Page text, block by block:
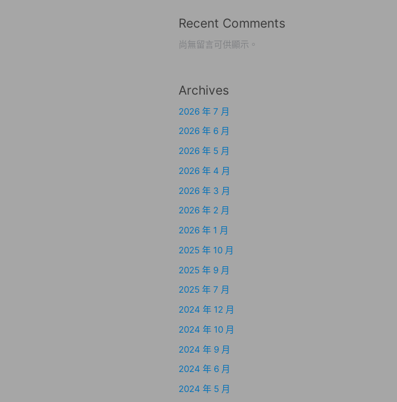
Recent Comments
尚無留言可供顯示。
Archives
2026 年 7 月
2026 年 6 月
2026 年 5 月
2026 年 4 月
2026 年 3 月
2026 年 2 月
2026 年 1 月
2025 年 10 月
2025 年 9 月
2025 年 7 月
2024 年 12 月
2024 年 10 月
2024 年 9 月
2024 年 6 月
2024 年 5 月